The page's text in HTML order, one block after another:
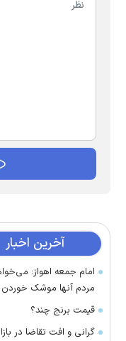
آخرین اخبار
امام جمعه اهواز:
مردم آنها موشک خوردن
قیمت برنج چند؟
گرانی و افت تقاضا در